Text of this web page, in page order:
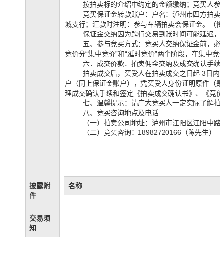
按拍卖标的介绍中约定的金额缴纳；竞买人
竞买保证金转款账户：户名：泸州市四方拍
城支行；汇款时注明：参与车辆拍卖会保证金。（
保证金交纳因为跨行交易到账时间可能延迟
五、参与竞买方式：竞买人交纳保证金前，
竞价分“集中竞价”和“延时竞价”两个阶段，在集中
六、成交价款、拍卖佣金交纳及成交确认手
拍卖成交后，买受人在拍卖成交之日起 3日
户（同上保证金账户），凭买受人身份证明原件
理成交确认手续和签定《拍卖成交确认书》、《
七、温馨提示：请广大竞买人一定实际了解
八、竞买咨询地点及电话
（一）拍卖公司地址：泸州市江阳区江阳中
（二）竞买咨询：18982720166（陈先生）
披露附
件
名称
交易须
知
——